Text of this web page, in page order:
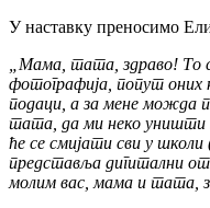
У наставку преносимо
Мама тата ,здраво! То
фотографија попут оних
подаци а за мене можда
тата да ми неко уништи
ће се смијати сви у школи
представља дигитални
молим вас мама и тата ,